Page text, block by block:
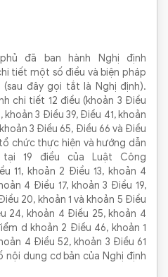
phủ đã ban hành Nghị định
tiết một số điều và biện pháp
đây gọi tắt là Nghị định).
chi tiết 12 điều (khoản 3 Điều
khoản 3 Điều 39, Điều 41, khoản
3 Điều 65, Điều 66 và Điều
chức thực hiện và hướng dẫn
19 điều của Luật Công
11, khoản 2 Điều 13, khoản 4
4 Điều 17, khoản 3 Điều 19,
20, khoản 1 và khoản 5 Điều
24, khoản 4 Điều 25, khoản 4
d khoản 2 Điều 46, khoản 1
4 Điều 52, khoản 3 Điều 61
nội dung cơ bản của Nghị định